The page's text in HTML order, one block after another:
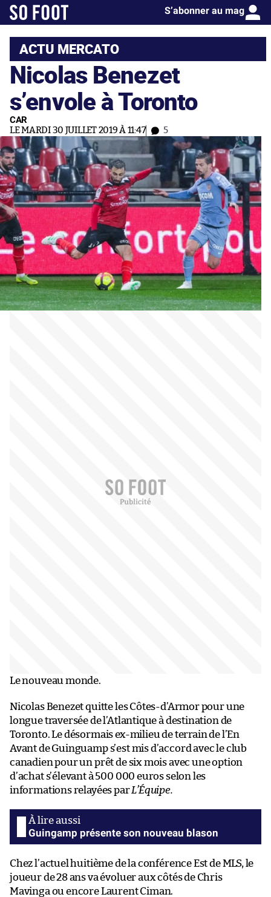
S’abonner au mag
ACTU MERCATO
Nicolas Benezet
s’envole à Toronto
CAR
LE MARDI 30 JUILLET 2019 À 11:47 5
Le nouveau monde.
Nicolas Benezet quitte les Côtes-d’Armor pour une
longue traversée de l’Atlantique à destination de
Toronto. Le désormais ex-milieu de terrain de l’En
Avant de Guinguamp s’est mis d’accord avec le club
canadien pour un prêt de six mois avec une option
d’achat s’élevant à 500 000 euros selon les
informations relayées parL’Équipe.
Guingamp présente son nouveau blason
Chez l’actuel huitième de la conférence Est de MLS, le
joueur de 28 ans va évoluer aux côtés de Chris
Mavinga ou encore Laurent Ciman.